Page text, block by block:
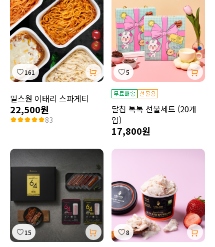
161
밀스원 이태리 스파게티
22,500원
83
5
달칩 톡톡 선물세트 (20개
입)
17,800원
15 8